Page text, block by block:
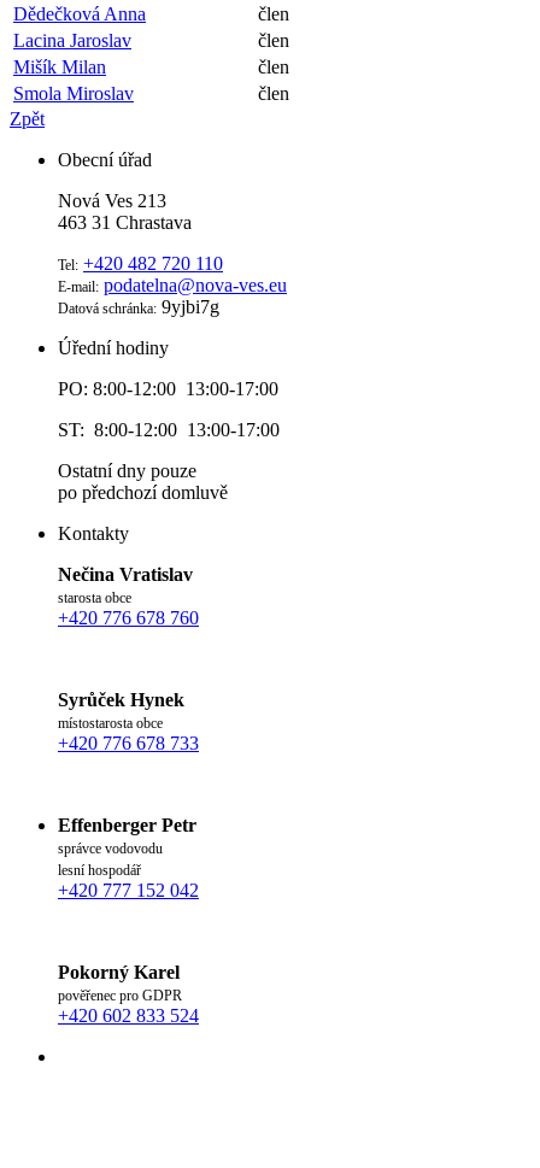
Dědečková Anna
člen
Lacina Jaroslav
člen
Mišík Milan
člen
Smola Miroslav
člen
Zpět
Obecní úřad
Nová Ves 213
463 31 Chrastava
Tel: +420 482 720 110
E-mail: podatelna@nova-ves.eu
Datová schránka: 9yjbi7g
Úřední hodiny
PO: 8:00-12:00 13:00-17:00
ST: 8:00-12:00 13:00-17:00
Ostatní dny pouze
po předchozí domluvě
Kontakty
Nečina Vratislav
starosta obce
+420 776 678 760
Syrůček Hynek
místostarosta obce
+420 776 678 733
Effenberger Petr
správce vodovodu
lesní hospodář
+420 777 152 042
Pokorný Karel
pověřenec pro GDPR
+420 602 833 524